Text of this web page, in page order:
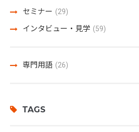
セミナー (29)
インタビュー・見学 (59)
専門用語 (26)
TAGS